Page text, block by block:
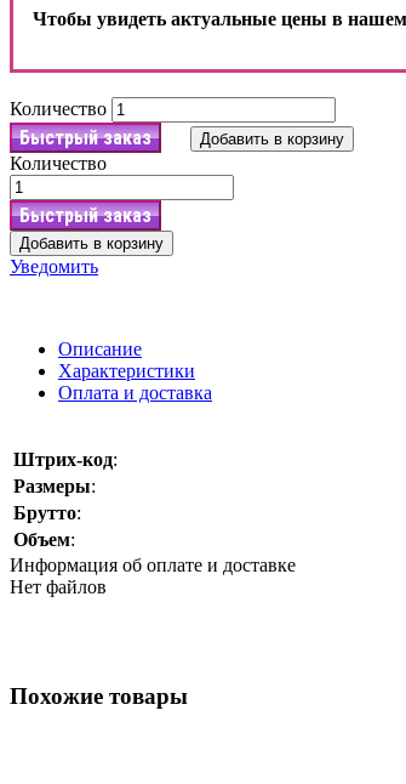
Чтобы увидеть актуальные цены в
Количество
Быстрый заказ Добавить в корзину
Количество
Быстрый заказ
Добавить в корзину
Уведомить
Описание
Характеристики
Оплата и доставка
Штрих-код:
Размеры:
Брутто:
Объем:
Информация об оплате и доставке
Нет файлов
Похожие товары